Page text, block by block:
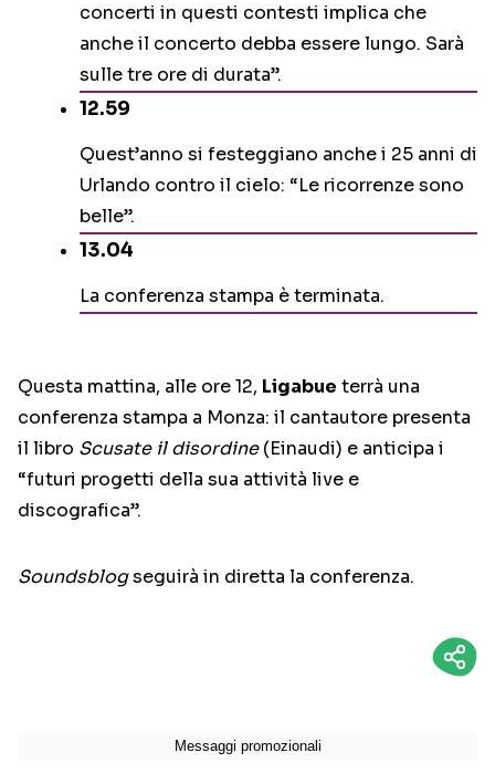
concerti in questi contesti implica che
anche il concerto debba essere lungo. Sarà
sulle tre ore di durata”.
12.59
Quest’anno si festeggiano anche i 25 anni di
Urlando contro il cielo: “Le ricorrenze sono
belle”.
13.04
La conferenza stampa è terminata.
Questa mattina, alle ore 12, Ligabue terrà una
conferenza stampa a Monza: il cantautore presenta
il libro Scusate il disordine(Einaudi) e anticipa i
“futuri progetti della sua attività live e
discografica”.
Soundsblogseguirà in diretta la conferenza.